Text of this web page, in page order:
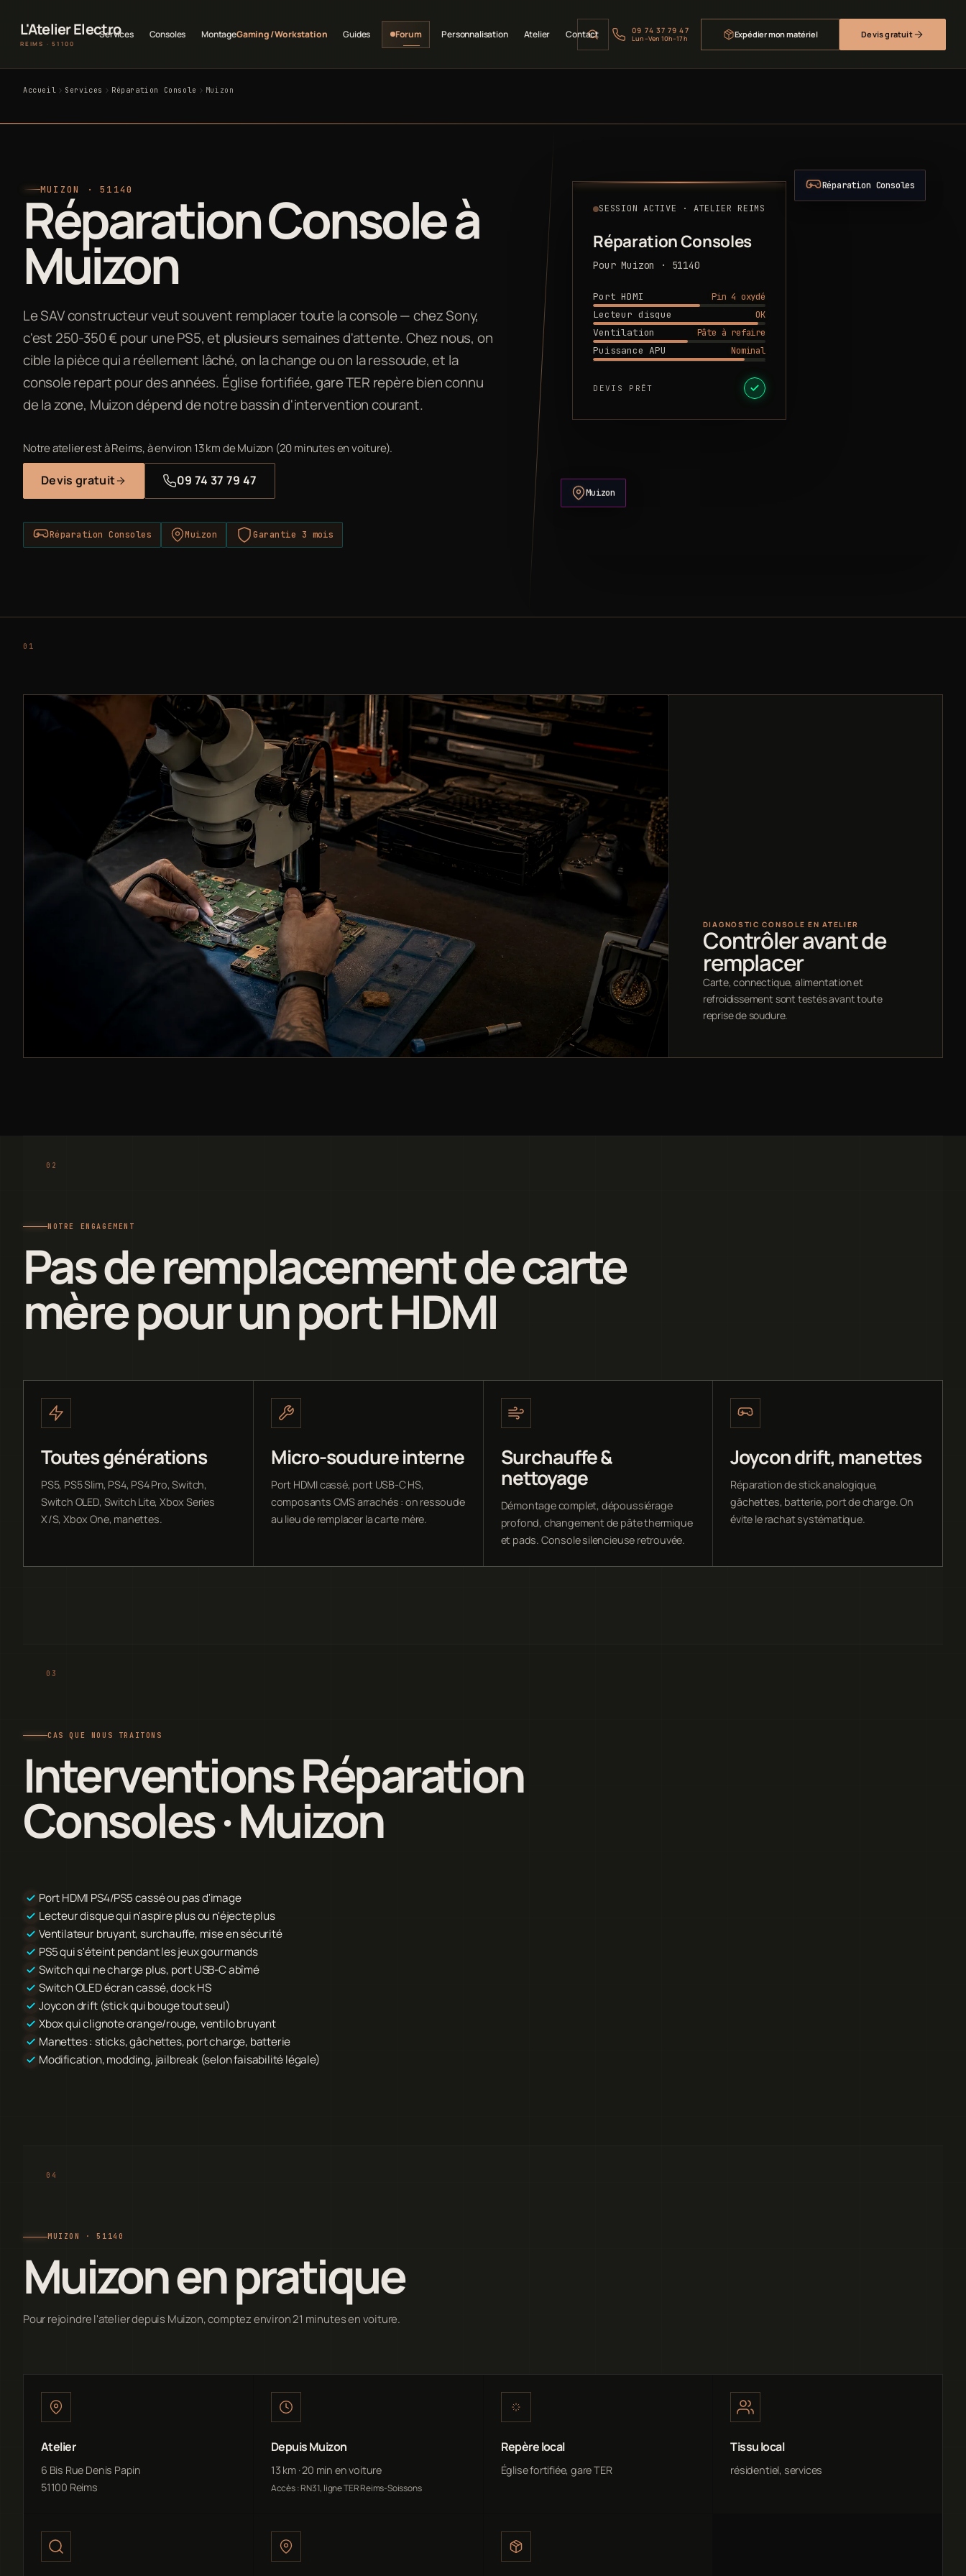
L'Atelier Electro
REIMS · 51100
Services Consoles MontageGaming / Workstation Guides Forum Personnalisation Atelier Contact 09 74 37 79 47
Lun–Ven 10h–17h Expédier mon matériel Devis gratuit
Accueil Services Réparation Console Muizon
MUIZON · 51140
Réparation Console à
Muizon
Le SAV constructeur veut souvent remplacer toute la console — chez Sony,
c'est 250-350 € pour une PS5, et plusieurs semaines d'attente. Chez nous, on
cible la pièce qui a réellement lâché, on la change ou on la ressoude, et la
console repart pour des années. Église fortifiée, gare TER repère bien connu
de la zone, Muizon dépend de notre bassin d'intervention courant.
Notre atelier est à Reims, à environ 13 km de Muizon (20 minutes en voiture).
Devis gratuit 09 74 37 79 47
Réparation Consoles Muizon Garantie 3 mois
SESSION ACTIVE · ATELIER REIMS
Réparation Consoles
Pour Muizon · 51140
Port HDMI
Pin 4 oxydé
Lecteur disque
OK
Ventilation
Pâte à refaire
Puissance APU
Nominal
DEVIS PRÊT
Réparation Consoles
Muizon
DIAGNOSTIC CONSOLE EN ATELIER
Contrôler avant de
remplacer
Carte, connectique, alimentation et
refroidissement sont testés avant toute
reprise de soudure.
NOTRE ENGAGEMENT
Pas de remplacement de carte
mère pour un port HDMI
Toutes générations
PS5, PS5 Slim, PS4, PS4 Pro, Switch,
Switch OLED, Switch Lite, Xbox Series
X/S, Xbox One, manettes.
Micro-soudure interne
Port HDMI cassé, port USB-C HS,
composants CMS arrachés : on ressoude
au lieu de remplacer la carte mère.
Surchauffe &
nettoyage
Démontage complet, dépoussiérage
profond, changement de pâte thermique
et pads. Console silencieuse retrouvée.
Joycon drift, manettes
Réparation de stick analogique,
gâchettes, batterie, port de charge. On
évite le rachat systématique.
CAS QUE NOUS TRAITONS
Interventions Réparation
Consoles · Muizon
Port HDMI PS4/PS5 cassé ou pas d'image
Lecteur disque qui n'aspire plus ou n'éjecte plus
Ventilateur bruyant, surchauffe, mise en sécurité
PS5 qui s'éteint pendant les jeux gourmands
Switch qui ne charge plus, port USB-C abîmé
Switch OLED écran cassé, dock HS
Joycon drift (stick qui bouge tout seul)
Xbox qui clignote orange/rouge, ventilo bruyant
Manettes : sticks, gâchettes, port charge, batterie
Modification, modding, jailbreak (selon faisabilité légale)
MUIZON · 51140
Muizon en pratique
Pour rejoindre l'atelier depuis Muizon, comptez environ 21 minutes en voiture.
Atelier
6 Bis Rue Denis Papin
51100 Reims
Depuis Muizon
13 km · 20 min en voiture
Accès : RN31, ligne TER Reims-Soissons
Repère local
Église fortifiée, gare TER
Tissu local
résidentiel, services